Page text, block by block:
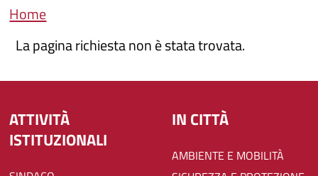
Briciole di pane
Home
La pagina richiesta non è stata trovata.
ATTIVITÀ
ISTITUZIONALI
IN CITTÀ
AMBIENTE E MOBILITÀ